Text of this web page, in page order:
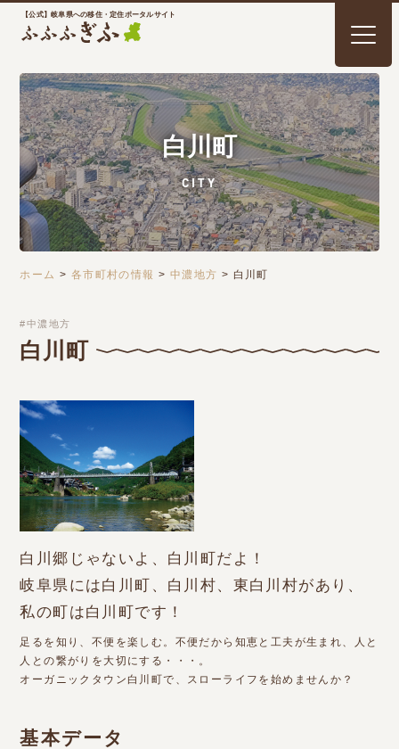
【公式】岐阜県への移住・定住ポータルサイト
白川町
CITY
ホーム > 各市町村の情報 > 中濃地方 > 白川町
中濃地方
白川町
白川郷じゃないよ、白川町だよ！
岐阜県には白川町、白川村、東白川村があり、
私の町は白川町です！
足るを知り、不便を楽しむ。不便だから知恵と工夫が生まれ、人と
人との繋がりを大切にする・・・。
オーガニックタウン白川町で、スローライフを始めませんか？
基本データ